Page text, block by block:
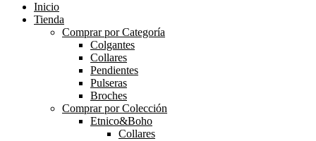
Inicio
Tienda
Comprar por Categoría
Colgantes
Collares
Pendientes
Pulseras
Broches
Comprar por Colección
Etnico&Boho
Collares